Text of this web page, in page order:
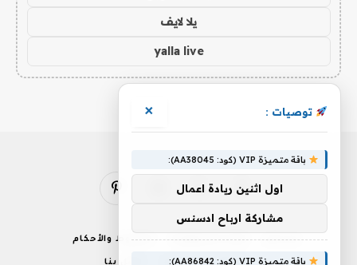
يلا لايف
yalla live
توصيات : ×
باقة متميزة VIP (كود: AA38045):
اول اثنين ريادة اعمال
مشاركة ارباح ادسنس
باقة متميزة VIP (كود: AA86842):
فيسبوك
X
الانستغرامبينتيريست
من نحن إخلاء المسؤولية الشروط والأحكام
سياسة الخصوصية اتصل بنا